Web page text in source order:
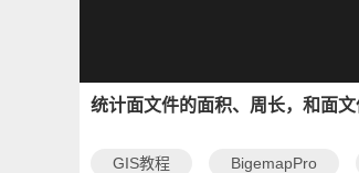
统计面文件的面积、周长，和面
GIS教程 BigemapPro